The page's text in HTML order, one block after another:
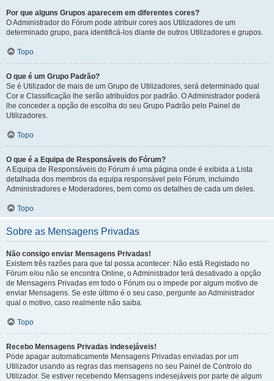
Por que alguns Grupos aparecem em diferentes cores?
O Administrador do Fórum pode atribuir cores aos Utilizadores de um
determinado grupo, para identificá-los diante de outros Utilizadores e grupos.
Topo
O que é um Grupo Padrão?
Se é Utilizador de mais de um Grupo de Utilizadores, será determinado qual
Cor e Classificação lhe serão atribuídos por padrão. O Administrador poderá
lhe conceder a opção de escolha do seu Grupo Padrão pelo Painel de
Utilizadores.
Topo
O que é a Equipa de Responsáveis do Fórum?
A Equipa de Responsáveis do Fórum é uma página onde é exibida a Lista
detalhada dos membros da equipa responsável pelo Fórum, incluindo
Administradores e Moderadores, bem como os detalhes de cada um deles.
Topo
Sobre as Mensagens Privadas
Não consigo enviar Mensagens Privadas!
Existem três razões para que tal possa acontecer: Não está Registado no
Fórum e/ou não se encontra Online, o Administrador terá desativado a opção
de Mensagens Privadas em todo o Fórum ou o impede por algum motivo de
enviar Mensagens. Se este último é o seu caso, pergunte ao Administrador
qual o motivo, caso realmente não saiba.
Topo
Recebo Mensagens Privadas indesejáveis!
Pode apagar automaticamente Mensagens Privadas enviadas por um
Utilizador usando as regras das mensagens no seu Painel de Controlo do
Utilizador. Se estiver recebendo Mensagens indesejáveis por parte de algum